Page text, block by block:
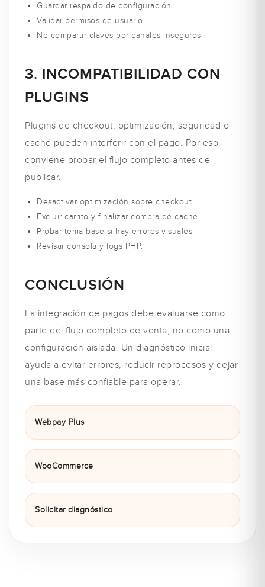
Guardar respaldo de configuración.
Validar permisos de usuario.
No compartir claves por canales inseguros.
3. INCOMPATIBILIDAD CON
PLUGINS
Plugins de checkout, optimización, seguridad o
caché pueden interferir con el pago. Por eso
conviene probar el flujo completo antes de
publicar.
Desactivar optimización sobre checkout.
Excluir carrito y finalizar compra de caché.
Probar tema base si hay errores visuales.
Revisar consola y logs PHP.
CONCLUSIÓN
La integración de pagos debe evaluarse como
parte del flujo completo de venta, no como una
configuración aislada. Un diagnóstico inicial
ayuda a evitar errores, reducir reprocesos y dejar
una base más confiable para operar.
Webpay Plus
WooCommerce
Solicitar diagnóstico